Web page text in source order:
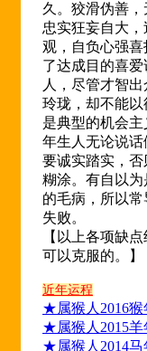
久。狡滑伪善
忠实狂妄自大，
观，自负心强喜
了达成目的喜爱
人，尽管才智
玲珑，却不能以
是典型的机会
年生人无论说话
要诚实踏实，否
糊涂。有自以为
的毛病，所以
失败。
【以上各项缺
可以克服的。】
近年运程
★属猴人2016猴
★属猴人2015羊
★属猴人2014马